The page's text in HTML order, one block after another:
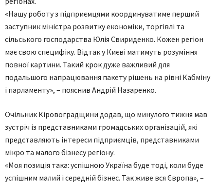
«Нашу роботу з підприємцями координуватиме перший
заступник міністра розвитку економіки, торгівлі та
сільського господарства Юлія Свириденко. Кожен регіон
має свою специфіку. Відтак у Києві матимуть розуміння
повної картини. Такий крок дуже важливий для
подальшого напрацювання пакету рішень на рівні Кабміну
і парламенту», – пояснив Андрій Назаренко.
Очільник Кіровоградщини додав, що минулого тижня мав
зустріч із представниками громадських організацій, які
представляють інтереси підприємців, представниками
мікро та малого бізнесу регіону.
«Моя позиція така: успішною Україна буде тоді, коли буде
успішним малий і середній бізнес. Так живе вся Європа», –